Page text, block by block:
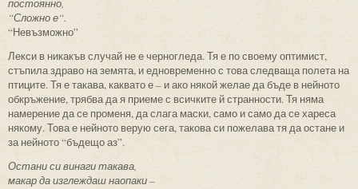
постоянно,
“Сложно е“.
“Невъзможно”
Лекси в никакъв случай не е черногледа. Тя е по своему оптимист,
стъпила здраво на земята, и едновременно с това следваща полета на
птиците. Тя е такава, каквато е – и ако някой желае да бъде в нейното
обкръжение, трябва да я приеме с всичките й странности. Тя няма
намерение да се променя, да слага маски, само и само да се хареса
някому. Това е нейното верую сега, такова си пожелава тя да остане и
за нейното “бъдещо аз”.
Остани си винаги такава,
макар да изглеждаш наопаки –